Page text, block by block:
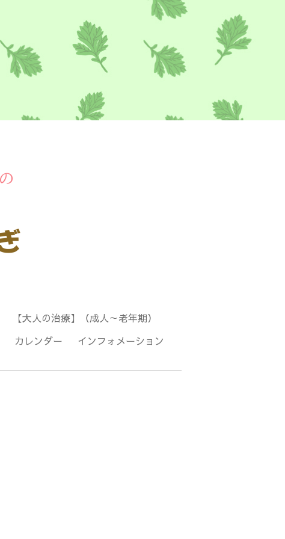
【大人の治療】（成人～老年期）
カレンダー インフォメーション